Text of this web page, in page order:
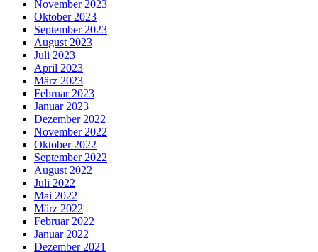
November 2023
Oktober 2023
September 2023
August 2023
Juli 2023
April 2023
März 2023
Februar 2023
Januar 2023
Dezember 2022
November 2022
Oktober 2022
September 2022
August 2022
Juli 2022
Mai 2022
März 2022
Februar 2022
Januar 2022
Dezember 2021